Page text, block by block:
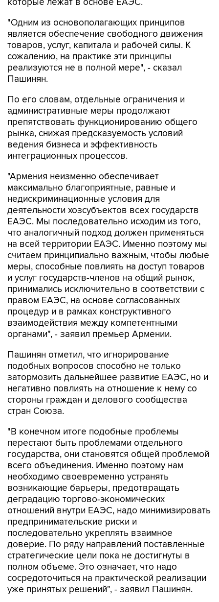
"Одним из основополагающих принципов
является обеспечение свободного движения
товаров, услуг, капитала и рабочей силы. К
сожалению, на практике эти принципы
реализуются не в полной мере", - сказал
Пашинян.
По его словам, отдельные ограничения и
административные меры продолжают
препятствовать функционированию общего
рынка, снижая предсказуемость условий
ведения бизнеса и эффективность
интеграционных процессов.
"Армения неизменно обеспечивает
максимально благоприятные, равные и
недискриминационные условия для
деятельности хозсубъектов всех государств
ЕАЭС. Мы последовательно исходим из того,
что аналогичный подход должен применяться
на всей территории ЕАЭС. Именно поэтому мы
считаем принципиально важным, чтобы любые
меры, способные повлиять на доступ товаров
и услуг государств-членов на общий рынок,
принимались исключительно в соответствии с
правом ЕАЭС, на основе согласованных
процедур и в рамках конструктивного
взаимодействия между компетентными
органами", - заявил премьер Армении.
Пашинян отметил, что игнорирование
подобных вопросов способно не только
затормозить дальнейшее развитие ЕАЭС, но и
негативно повлиять на отношение к нему со
стороны граждан и делового сообщества
стран Союза.
"В конечном итоге подобные проблемы
перестают быть проблемами отдельного
государства, они становятся общей проблемой
всего объединения. Именно поэтому нам
необходимо своевременно устранять
возникающие барьеры, предотвращать
деградацию торгово-экономических
отношений внутри ЕАЭС, надо минимизировать
предпринимательские риски и
последовательно укреплять взаимное
доверие. По ряду направлений поставленные
стратегические цели пока не достигнуты в
полном объеме. Это означает, что надо
сосредоточиться на практической реализации
уже принятых решений", - заявил Пашинян.